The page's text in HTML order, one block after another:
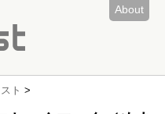
About
ト >